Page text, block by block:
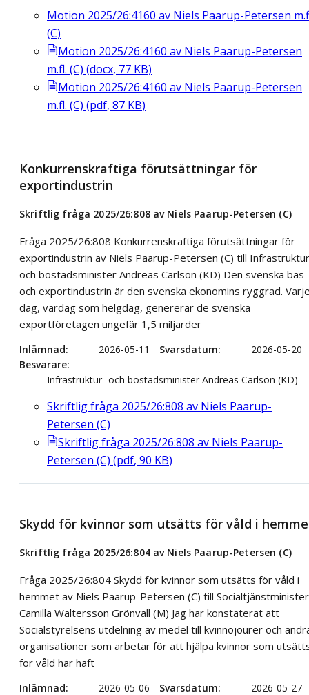
Motion 2025/26:4160 av Niels Paarup-Petersen
(C)
Motion 2025/26:4160 av Niels Paarup-Petersen
m.fl. (C) (docx, 77 KB)
Motion 2025/26:4160 av Niels Paarup-Petersen
m.fl. (C) (pdf, 87 KB)
Konkurrenskraftiga förutsättningar för
exportindustrin
Skriftlig fråga 2025/26:808 av Niels Paarup-Petersen (C)
Fråga 2025/26:808 Konkurrenskraftiga förutsättningar för
exportindustrin av Niels Paarup-Petersen (C) till
och bostadsminister Andreas Carlson (KD) Den svenska bas-
och exportindustrin är den svenska ekonomins ryggrad.
dag, vardag som helgdag, genererar de svenska
exportföretagen ungefär 1,5 miljarder
Inlämnad 2026-05-11 Svarsdatum
2026-05-20
Besvarare
Infrastruktur- och bostadsminister Andreas Carlson (KD)
Skriftlig fråga 2025/26:808 av Niels Paarup-
Petersen (C)
Skriftlig fråga 2025/26:808 av Niels Paarup-
Petersen (C) (pdf, 90 KB)
Skydd för kvinnor som utsätts för våld i
Skriftlig fråga 2025/26:804 av Niels Paarup-Petersen (C)
Fråga 2025/26:804 Skydd för kvinnor som utsätts för våld i
hemmet av Niels Paarup-Petersen (C) till Socialtjänstminister
Camilla Waltersson Grönvall (M) Jag har konstaterat att
Socialstyrelsens utdelning av medel till kvinnojourer och
organisationer som arbetar för att hjälpa kvinnor som
för våld har haft
Inlämnad 2026-05-06 Svarsdatum
2026-05-27